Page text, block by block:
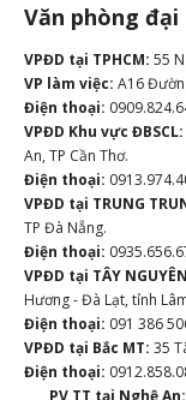
Văn phòng đại
VPĐD tại TPHCM: 55
VP làm việc: A16
Điện thoại:
VPĐD Khu vực ĐBSCL:
An, TP Cần Thơ.
Điện thoại:
VPĐD tại TRUNG
TP Đà Nẵng.
Điện thoại:
VPĐD tại TÂY
Hương - Đà Lạt, tỉnh
Điện thoại: 091 386
VPĐD tại Bắc MT: 35
Điện thoại:
PV TT tại Nghệ An: